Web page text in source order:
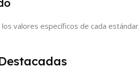
valores específicos de cada